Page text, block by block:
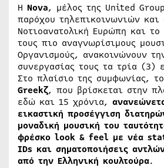
Η Nova, μέλος της United
παρόχου τηλεπικοινωνιών
Νοτιοανατολική Ευρώπη και το
τους πιο αναγνωρίσιμους
Οργανισμούς, ανακοινώνουν
συνεργασίας τους τα τρία (3)
Στο πλαίσιο της συμφωνίας,
Greekζ, που βρίσκεται στην
εδώ και 15 χρόνια,
εικαστική προσέγγιση
μοναδική μουσική του
φρέσκο look & feel με νέα
IDs και σηματοποιήσεις
από την Ελληνική κουλτούρα.